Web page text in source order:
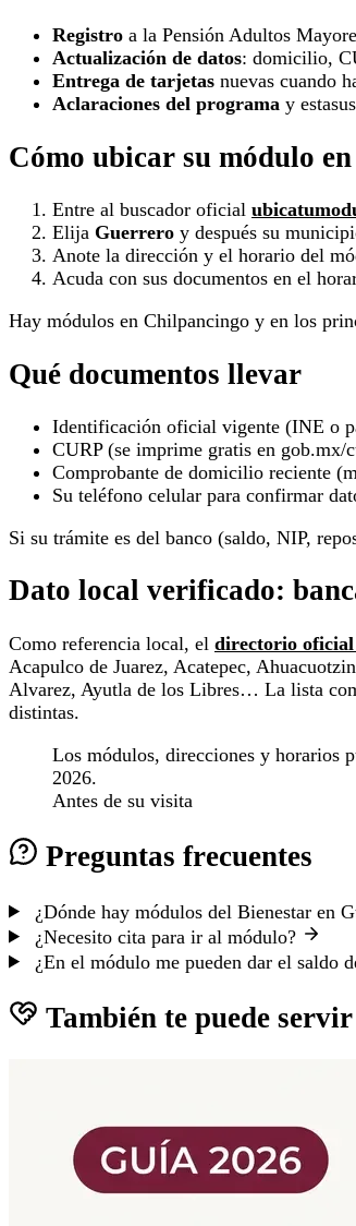
Registro a la Pensión Adultos
Actualización de datos: domicilio,
Entrega de tarjetas nuevas cuando
Aclaraciones del programa y
Cómo ubicar su módulo
Entre al buscador oficial
Elija Guerrero y después su
Anote la dirección y el horario del
Acuda con sus documentos en el
Hay módulos en Chilpancingo y en los
Qué documentos llevar
Identificación oficial vigente (INE o
CURP (se imprime gratis en gob.mx/
Comprobante de domicilio reciente
Su teléfono celular para confirmar
Si su trámite es del banco (saldo, NIP,
Dato local verificado:
Como referencia local, el directorio oficial
Acapulco de Juarez, Acatepec,
Alvarez, Ayutla de los Libres… La lista
distintas.
Los módulos, direcciones y horarios
2026.
Antes de su visita
Preguntas frecuentes
¿Dónde hay módulos del Bienestar en
¿Necesito cita para ir al módulo?
¿En el módulo me pueden dar el saldo
También te puede servir